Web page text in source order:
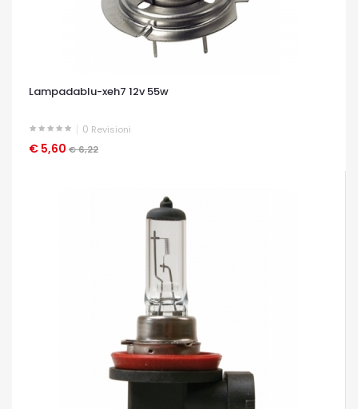
Lampadablu-xeh7 12v 55w
0 Revisioni
€ 5,60 € 6,22
OCCHIATA VELOCE